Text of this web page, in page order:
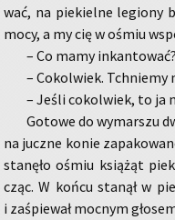
wać, na pie­kiel­ne le­gio­ny
mocy, a my cię w ośmiu
– Co mamy
– Co­kol­wiek. Tchnie­my
– Jeśli co­kol­wiek, to ja
Go­to­we do wy­mar­szu
na jucz­ne konie
sta­nę­ło ośmiu ksią­żąt
cząc. W końcu sta­nął w
i za­śpie­wał moc­nym